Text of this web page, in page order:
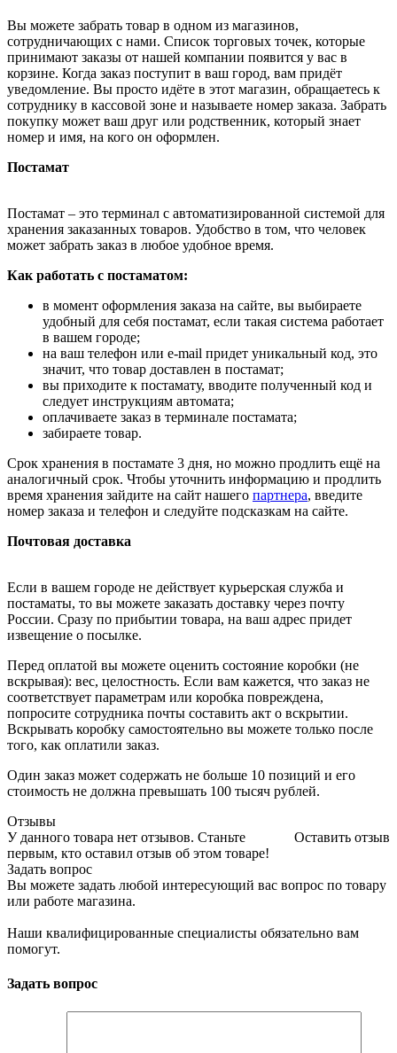
Вы можете забрать товар в одном из магазинов,
сотрудничающих с нами. Список торговых точек, которые
принимают заказы от нашей компании появится у вас в
корзине. Когда заказ поступит в ваш город, вам придёт
уведомление. Вы просто идёте в этот магазин, обращаетесь к
сотруднику в кассовой зоне и называете номер заказа. Забрать
покупку может ваш друг или родственник, который знает
номер и имя, на кого он оформлен.
Постамат
Постамат – это терминал с автоматизированной системой для
хранения заказанных товаров. Удобство в том, что человек
может забрать заказ в любое удобное время.
Как работать с постаматом:
в момент оформления заказа на сайте, вы выбираете
удобный для себя постамат, если такая система работает
в вашем городе;
на ваш телефон или e-mail придет уникальный код, это
значит, что товар доставлен в постамат;
вы приходите к постамату, вводите полученный код и
следует инструкциям автомата;
оплачиваете заказ в терминале постамата;
забираете товар.
Срок хранения в постамате 3 дня, но можно продлить ещё на
аналогичный срок. Чтобы уточнить информацию и продлить
время хранения зайдите на сайт нашего партнера, введите
номер заказа и телефон и следуйте подсказкам на сайте.
Почтовая доставка
Если в вашем городе не действует курьерская служба и
постаматы, то вы можете заказать доставку через почту
России. Сразу по прибытии товара, на ваш адрес придет
извещение о посылке.
Перед оплатой вы можете оценить состояние коробки (не
вскрывая): вес, целостность. Если вам кажется, что заказ не
соответствует параметрам или коробка повреждена,
попросите сотрудника почты составить акт о вскрытии.
Вскрывать коробку самостоятельно вы можете только после
того, как оплатили заказ.
Один заказ может содержать не больше 10 позиций и его
стоимость не должна превышать 100 тысяч рублей.
Отзывы
Оставить отзыв
У данного товара нет отзывов. Станьте
первым, кто оставил отзыв об этом товаре!
Задать вопрос
Вы можете задать любой интересующий вас вопрос по товару
или работе магазина.
Наши квалифицированные специалисты обязательно вам
помогут.
Задать вопрос